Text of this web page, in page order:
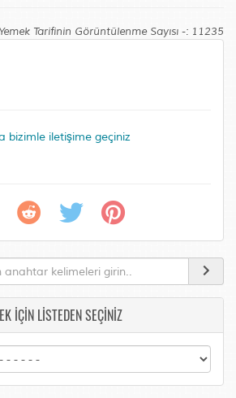
Tarifinin Görüntülenme Sayısı -: 11235
bizimle iletişime geçiniz
İÇİN LİSTEDEN SEÇİNİZ